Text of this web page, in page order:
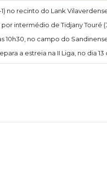
no recinto do Lank
intermédio de Tidjany Touré
10h30, no campo do
a estreia na II Liga, no dia